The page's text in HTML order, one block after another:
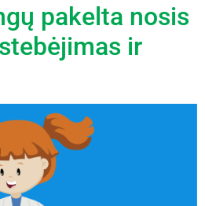
pakelta nosis
ir